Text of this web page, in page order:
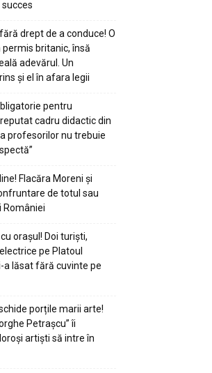
drept de a conduce! O
britanic, însă
adevărul. Un
și el în afara legii
pentru
cadru didactic din
profesorilor nu trebuie
Flacăra Moreni și
de totul sau
României
orașul! Doi turiști,
pe Platoul
a lăsat fără cuvinte pe
porțile marii arte!
Petrașcu” îi
artiști să intre în